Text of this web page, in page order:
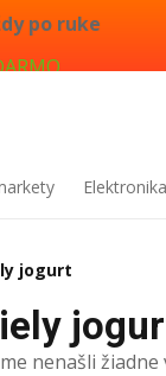
po ruke
Elektronika
jogurt
nenašli žiadne